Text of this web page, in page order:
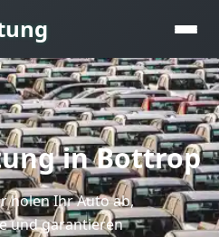
in Bottrop
holen Ihr Auto ab,
und garantieren